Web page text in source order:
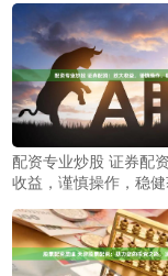
配资专业炒股 证券配
收益，谨慎操作，稳